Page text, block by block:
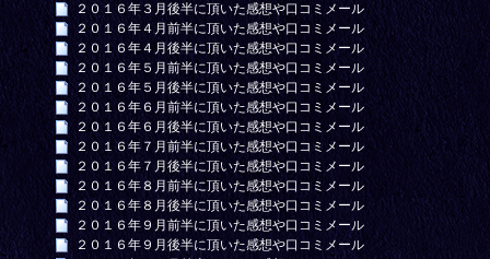
２０１６年３月後半に頂いた感想や口コミメール
２０１６年４月前半に頂いた感想や口コミメール
２０１６年４月後半に頂いた感想や口コミメール
２０１６年５月前半に頂いた感想や口コミメール
２０１６年５月後半に頂いた感想や口コミメール
２０１６年６月前半に頂いた感想や口コミメール
２０１６年６月後半に頂いた感想や口コミメール
２０１６年７月前半に頂いた感想や口コミメール
２０１６年７月後半に頂いた感想や口コミメール
２０１６年８月前半に頂いた感想や口コミメール
２０１６年８月後半に頂いた感想や口コミメール
２０１６年９月前半に頂いた感想や口コミメール
２０１６年９月後半に頂いた感想や口コミメール